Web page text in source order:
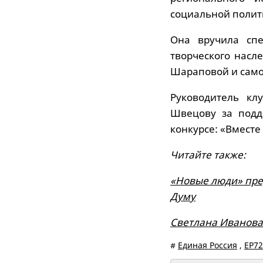
социальной
Она вручила
творческого
Шараповой и
Руководитель
Швецову за
конкурсе:
Читайте также:
«Новые люди»
Думу
Светлана
# Единая Россия , ЕР72